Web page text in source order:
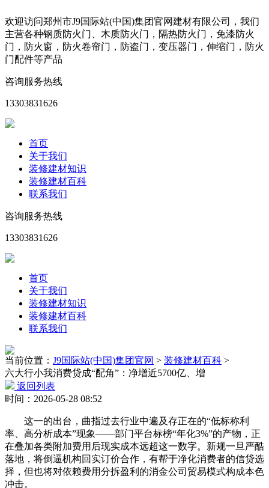
欢迎访问郑州市J9国际站(中国)集团官网建材有限公司，我们
主营各种钢质防火门、木质防火门，隔热防火门，免漆防火
门，防火窗，防火卷帘门，防盗门，变压器门，伸缩门，防火
门配件等产品
咨询服务热线
13303831626
首页
关于我们
装修建材知识
装修建材百科
联系我们
咨询服务热线
13303831626
首页
关于我们
装修建材知识
装修建材百科
联系我们
当前位置： J9国际站(中国)集团官网 > 装修建材百科 >
六大行小我消费贷成“配角”：净增近5700亿、增
返回列表
时间：2026-05-28 08:52
这一的出台，曲指过去行业中遍及存正在的“低标称利
率、高分析成本”现象——部门平台标榜“年化3%”的产物，正
在叠加各类附加费用后现实成本远超这一数字。新规一旦严酷
落地，将倒逼机构回实订价合作，有帮于净化消费者的信贷选
择，但也将对依赖费用分拆盈利的消金公司贸易模式构成本色
冲击。